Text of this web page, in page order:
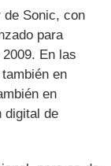
de Sonic, con
para
En las
en
en
digital de